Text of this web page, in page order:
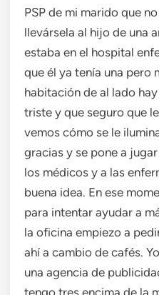
PSP de mi marido que
llevársela al hijo de una
estaba en el hospital
que él ya tenía una pero
habitación de al lado
triste y que seguro que
vemos cómo se le
gracias y se pone a
los médicos y a las
buena idea. En ese
para intentar ayudar a
la oficina empiezo a
ahí a cambio de cafés.
una agencia de
tengo tres encima de la